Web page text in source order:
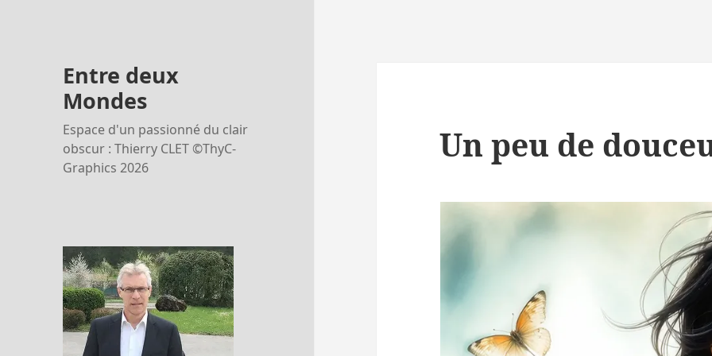
Entre deux
Mondes
Espace d'un passionné du clair
obscur : Thierry CLET ©ThyC-
Graphics 2026
Un peu de